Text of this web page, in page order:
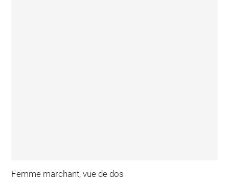
Femme marchant, vue de dos